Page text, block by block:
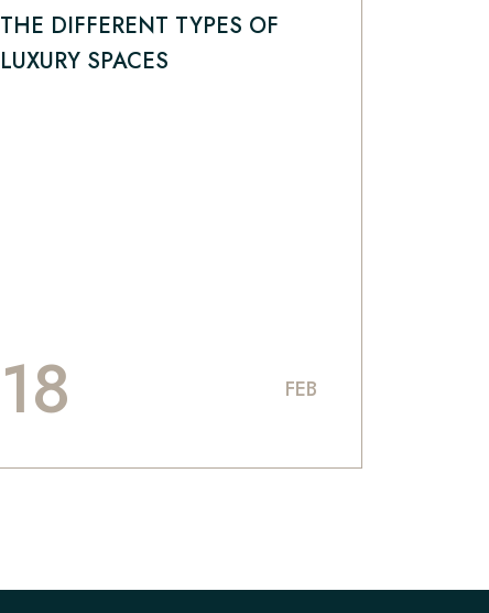
THE DIFFERENT TYPES OF
LUXURY SPACES
18 FEB